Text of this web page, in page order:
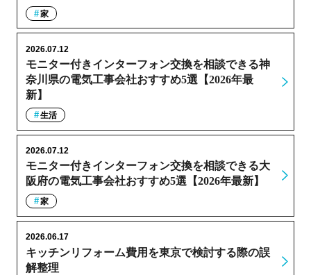
家
モニター付きインターフォン交換を相談できる神
奈川県の電気工事会社おすすめ5選【2026年最
新】
2026.07.12
生活
モニター付きインターフォン交換を相談できる大
阪府の電気工事会社おすすめ5選【2026年最新】
2026.07.12
家
キッチンリフォーム費用を東京で検討する際の誤
解整理
2026.06.17